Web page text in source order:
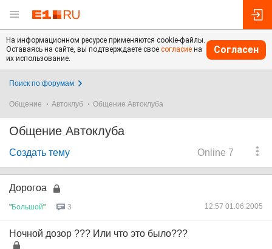
На информационном ресурсе применяются cookie-файлы.
Оставаясь на сайте, вы подтверждаете свое согласие на
их использование.
Согласен
Поиск по форумам
Общение Автоклуб Общение Автоклуба
Общение Автоклуба
Online 7
Создать тему
Дорогоа
"Большой" 3 12:57 01.06.2005
Ночной дозор ??? Или что это было???